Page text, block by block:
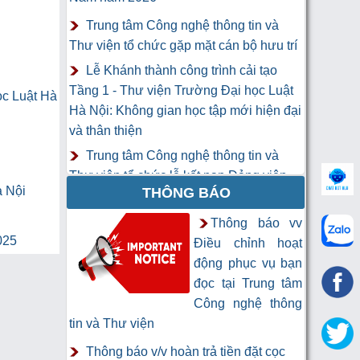
Luật Hà
Nội
Trung tâm Công nghệ thông tin và
Thư viện tổ chức gặp mặt cán bộ hưu trí
Lễ Khánh thành công trình cải tạo
Tầng 1 - Thư viện Trường Đại học Luật
Hà Nội: Không gian học tập mới hiện đại
và thân thiện
Trung tâm Công nghệ thông tin và
Thư viện tổ chức lễ kết nạp Đảng viên
Khai mạc Khóa học “Trí tuệ nhân tạo
cho chuyên gia thông tin và thư viện”
THÔNG BÁO
Thông báo vv
Điều chỉnh hoạt
động phục vụ bạn
đọc tại Trung tâm
Công nghệ thông
tin và Thư viện
Thông báo v/v hoàn trả tiền đặt cọc